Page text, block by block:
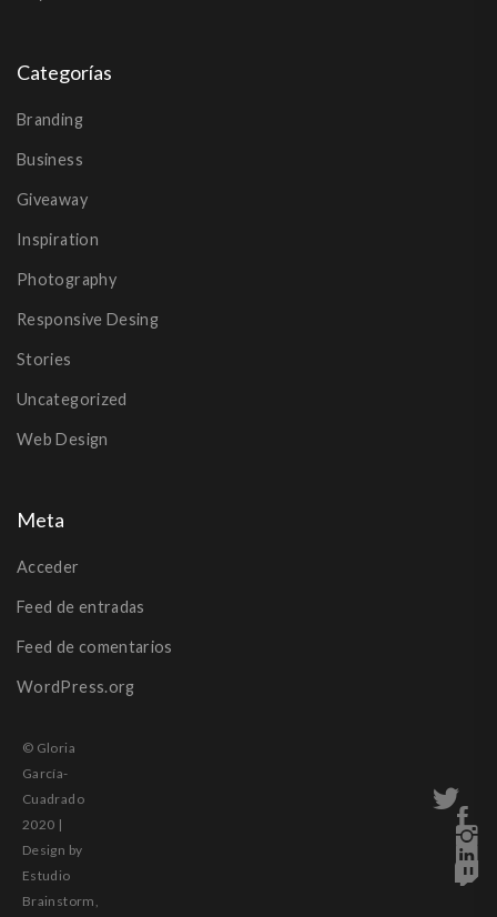
Categorías
Branding
Business
Giveaway
Inspiration
Photography
Responsive Desing
Stories
Uncategorized
Web Design
Meta
Acceder
Feed de entradas
Feed de comentarios
WordPress.org
© Gloria
García-
Cuadrado
2020 |
Design by
Estudio
Brainstorm,